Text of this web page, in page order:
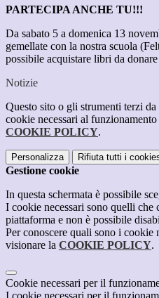
PARTECIPA ANCHE TU!!!
Da sabato 5 a domenica 13
gemellate con la nostra scuola
possibile acquistare libri da
Notizie
Questo sito o gli strumenti terzi
cookie necessari al
COOKIE POLICY.
Personalizza Rifiuta tutti i
Gestione cookie
In questa schermata è possibile
I cookie necessari sono quelli
piattaforma e non è possibile
Per conoscere quali sono i cookie
visionare la COOKIE POLICY.
Cookie necessari per il